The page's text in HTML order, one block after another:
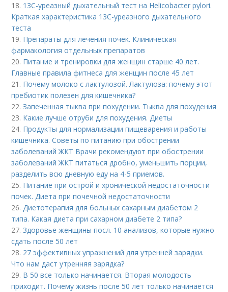
18. 13С-уреазный дыхательный тест на Helicobacter pylori.
Краткая характеристика 13С-уреазного дыхательного
теста
19. Препараты для лечения почек. Клиническая
фармакология отдельных препаратов
20. Питание и тренировки для женщин старше 40 лет.
Главные правила фитнеса для женщин после 45 лет
21. Почему молоко с лактулозой. Лактулоза: почему этот
пребиотик полезен для кишечника?
22.Запеченная тыква при похудении. Тыква для похудения
23. Какие лучше отруби для похудения. Диеты
24. Продукты для нормализации пищеварения и работы
кишечника. Советы по питанию при обострении
заболеваний ЖКТ Врачи рекомендуют при обострении
заболеваний ЖКТ питаться дробно, уменьшить порции,
разделить всю дневную еду на 4-5 приемов.
25. Питание при острой и хронической недостаточности
почек. Диета при почечной недостаточности
26.Диетотерапия для больных сахарным диабетом 2
типа. Какая диета при сахарном диабете 2 типа?
27.Здоровье женщины посл. 10 анализов, которые нужно
сдать после 50 лет
28. 27 эффективных упражнений для утренней зарядки.
Что нам даст утренняя зарядка?
29. В 50 все только начинается. Вторая молодость
приходит. Почему жизнь после 50 лет только начинается